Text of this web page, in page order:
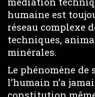
humaine est
réseau complexe
techniques,
minérales.
Le phénomène
l’humain n’a
constitution